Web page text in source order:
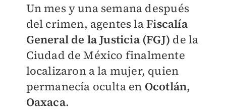
Un mes y una semana después
del crimen, agentes laFiscalía
General de la Justicia (FGJ) de la
Ciudad de México finalmente
localizaron a la mujer, quien
permanecía oculta en Ocotlán,
Oaxaca.